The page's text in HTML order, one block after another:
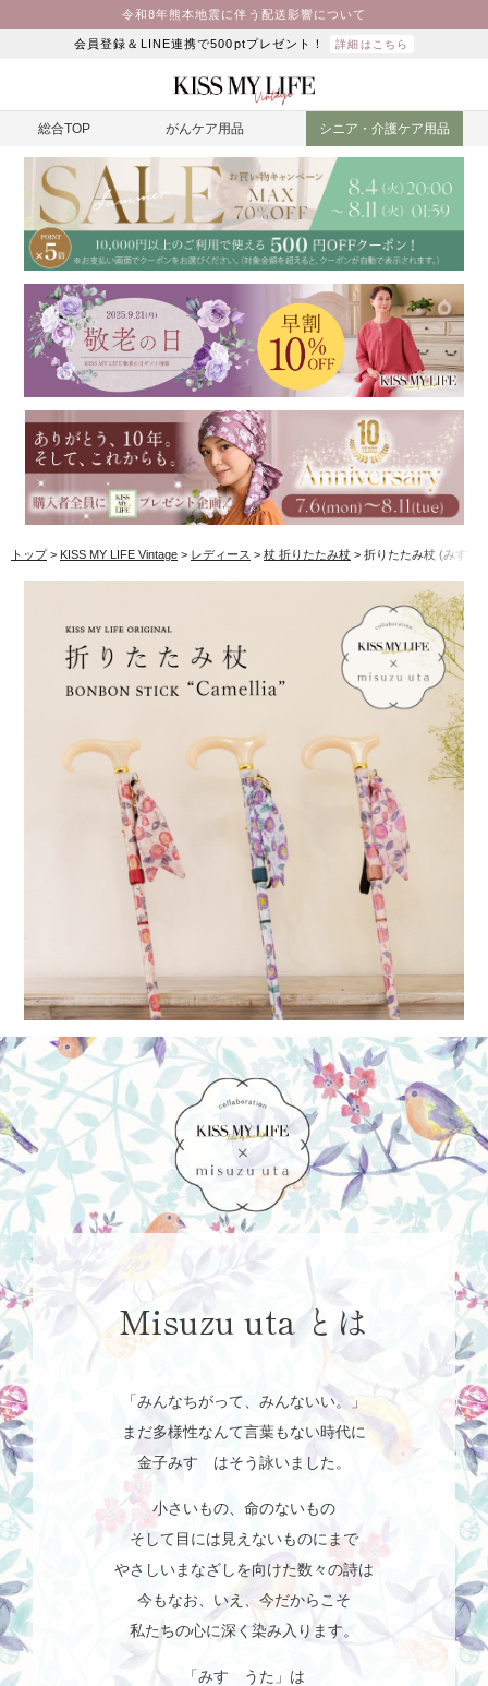
令和8年熊本地震に伴う配送影響について
会員登録＆LINE連携で500ptプレゼント！ 詳細はこちら
総合TOP がんケア用品 シニア・介護ケア用品
トップ KISS MY LIFE Vintage レディース 杖 折りたたみ杖 折りたたみ杖 (みすゞ
Misuzu uta とは
「みんなちがって、みんないい。」
まだ多様性なんて言葉もない時代に
金子みすゞはそう詠いました。
小さいもの、命のないもの
そして目には見えないものにまで
やさしいまなざしを向けた数々の詩は
今もなお、いえ、今だからこそ
私たちの心に深く染み入ります。
「みすゞうた」は